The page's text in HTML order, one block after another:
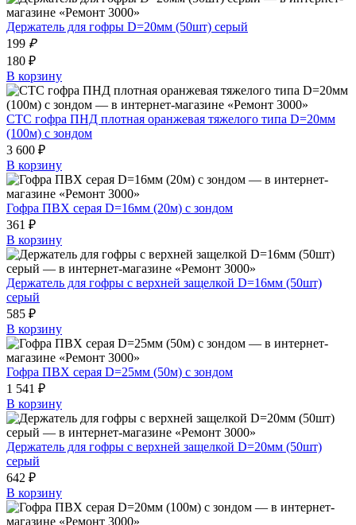
Держатель для гофры D=20мм (50шт) серый
199 ₽
180 ₽
В корзину
СТС гофра ПНД плотная оранжевая тяжелого типа D=20мм
(100м) с зондом
3 600 ₽
В корзину
Гофра ПВХ серая D=16мм (20м) с зондом
361 ₽
В корзину
Держатель для гофры с верхней защелкой D=16мм (50шт)
серый
585 ₽
В корзину
Гофра ПВХ серая D=25мм (50м) с зондом
1 541 ₽
В корзину
Держатель для гофры с верхней защелкой D=20мм (50шт)
серый
642 ₽
В корзину